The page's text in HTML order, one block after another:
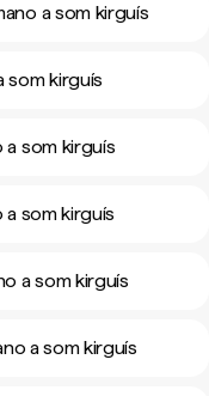
a som kirguís
som kirguís
som kirguís
som kirguís
a som kirguís
a som kirguís